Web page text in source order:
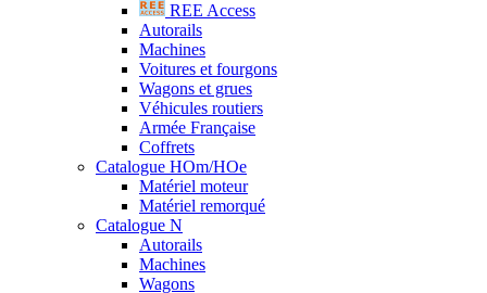
REE Access
Autorails
Machines
Voitures et fourgons
Wagons et grues
Véhicules routiers
Armée Française
Coffrets
Catalogue HOm/HOe
Matériel moteur
Matériel remorqué
Catalogue N
Autorails
Machines
Wagons